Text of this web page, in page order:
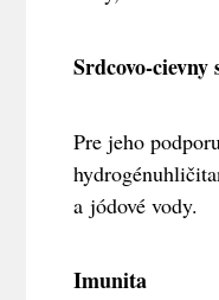
Srdcovo-cievny
Pre jeho
a jódové vody.
Imunita